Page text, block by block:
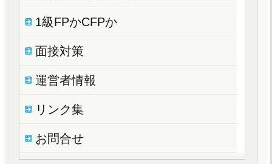
1級FPかCFPか
面接対策
運営者情報
リンク集
お問合せ